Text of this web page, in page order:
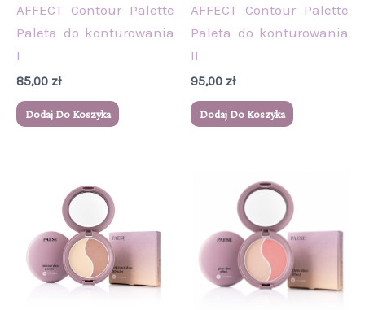
AFFECT Contour Palette
Paleta do konturowania
I
85,00 zł
Dodaj Do Koszyka
AFFECT Contour Palette
Paleta do konturowania
II
95,00 zł
Dodaj Do Koszyka